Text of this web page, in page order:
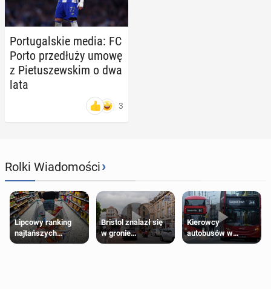
Por­tu­gal­skie media: FC
Porto prze­dłu­ży umowę
z Pie­tu­szew­skim o dwa
lata
3
Rolki Wiadomości›
Lipcowy ranking
najtańszych
supermarketów
Bristol znalazł się
w gronie
najlepszych
Kierowcy
autobusów w
Londynie